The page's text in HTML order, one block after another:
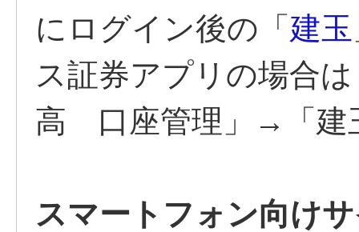
にログイン後の「 建玉
ス証券アプリの場合
高 口座管理」→「建
スマートフォン向け